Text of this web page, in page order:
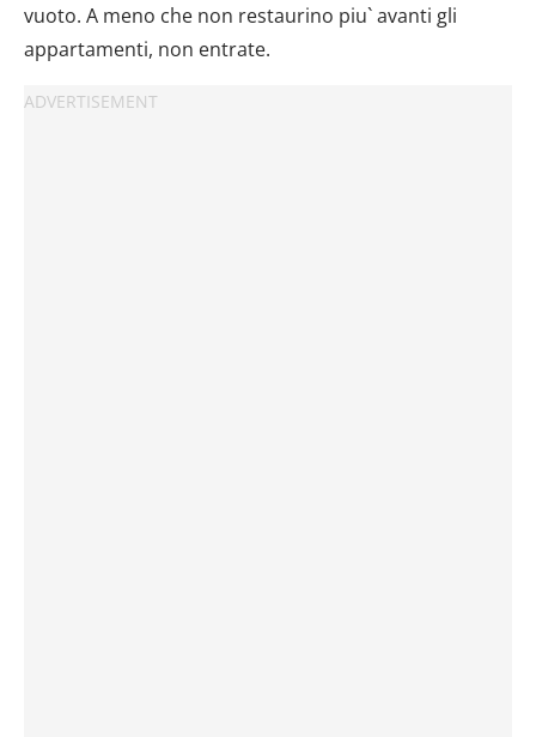
vuoto. A meno che non restaurino piu` avanti gli
appartamenti, non entrate.